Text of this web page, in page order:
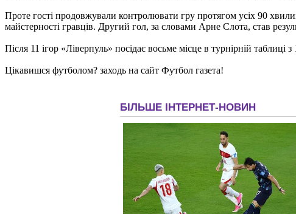
Проте гості продовжували контролювати гру протягом усіх 90
майстерності гравців. Другий гол, за словами Арне Слота, став
Після 11 ігор «Ліверпуль» посідає восьме місце в турнірній
Цікавишся футболом? заходь на сайт Футбол газета!